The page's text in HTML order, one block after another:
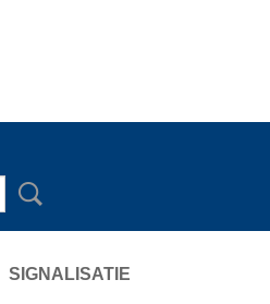
SIGNALISATIE